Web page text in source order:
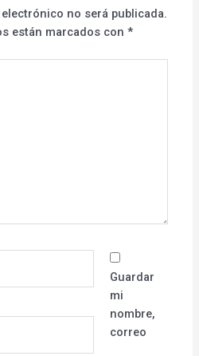
no será publicada.
están marcados con*
Guardar
mi
nombre,
correo